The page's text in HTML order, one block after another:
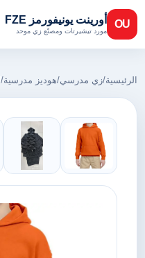
OU أورينت يونيفورمز FZE
مورد تيشيرتات ومصنّع زي موحد
الرئيسية/زي مدرسي/هوديز مدرسية/